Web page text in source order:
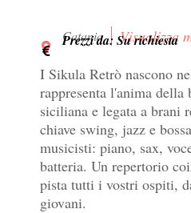
Catania Visualizza
Prezzi da: Su richiesta
I Sikula Retrò nascono
rappresenta l'anima
siciliana e legata a brani
chiave swing, jazz e
musicisti: piano, sax,
batteria. Un repertorio
pista tutti i vostri ospiti,
giovani.